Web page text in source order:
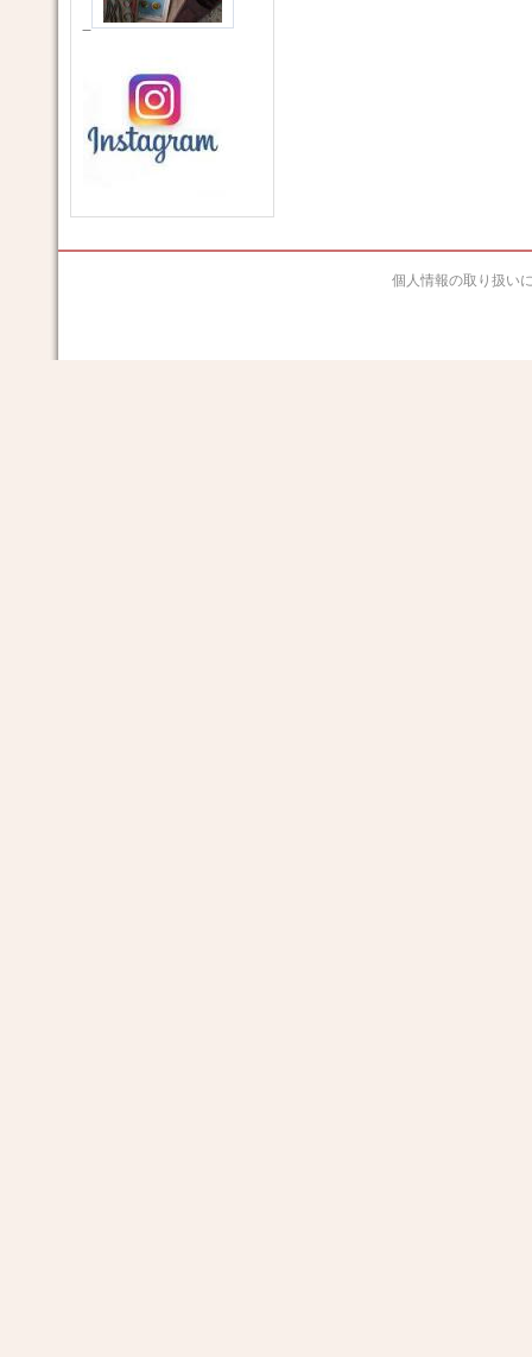
個人情報の取り扱い